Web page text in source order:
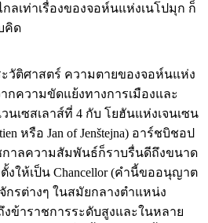
กลเท่าเรื่องของจอห์นแห่งเนโปมุก ก็
คิด
ศาสตร์ ความตายของจอห์นแห่ง
กความขัดแย้งทางการเมืองและ
นเซสเลาส์ที่ 4 กับ โยฮันแห่งเจนเซน
หรือ Jan of Jenštejna) อาร์ชบิชอป
กาลความสัมพันธ์ก็ราบรื่นดีถึงขนาด
ให้เป็น Chancellor (คำนี้ขออนุญาต
รต่างๆ ในสมัยกลางตำแหน่ง
งข้าราชการระดับสูงและในหลาย